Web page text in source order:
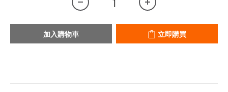
加入購物車 立即購買